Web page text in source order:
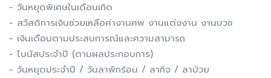
- วันหยุดพิเศษในเดือนเกิด
- สวัสดิการเงินช่วยเหลือค่างานศพ งานแต่งงาน งานบวช
- เงินเดือนตามประสบการณ์และความสามารถ
- โบนัสประจำปี (ตามผลประกอบการ)
- วันหยุดประจำปี / วันลาพักร้อน / ลากิจ / ลาป่วย